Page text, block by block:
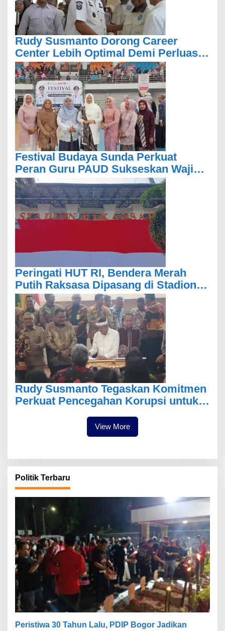
Rudy Susmanto Dorong Career
Center Lebih Optimal Demi Perluas
Akses Kesempatan Kerja Bagi
Masyarakat
Festival Budaya Sunda Perkuat
Peran Guru PAUD Sukseskan Wajib
Belajar 13 Tahun
Peringati HUT RI, Bendera Merah
Putih Raksasa Dipasang di Stadion
Pakansari
Rudy Susmanto Tegaskan Komitmen
Perkuat Pencegahan Korupsi untuk
View More
Politik Terbaru
Peristiwa 30 Tahun Lalu, PDIP Bogor Jadikan